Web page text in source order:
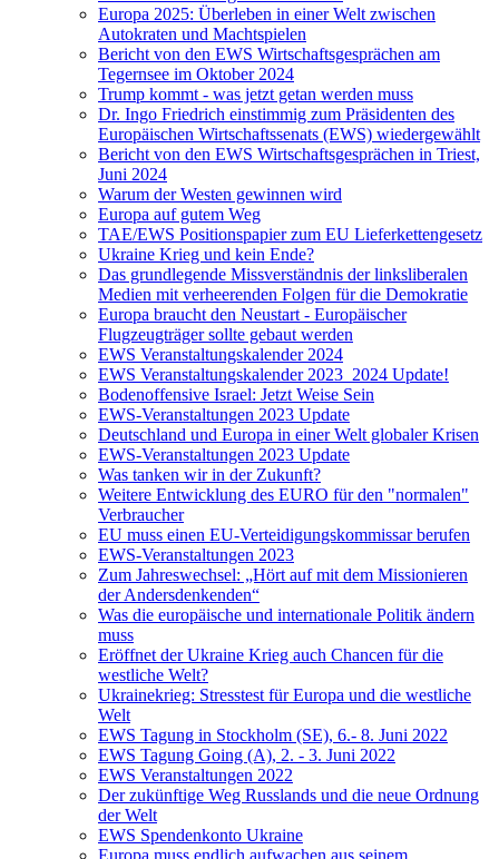
Europa 2025: Überleben in einer Welt zwischen
Autokraten und Machtspielen
Bericht von den EWS Wirtschaftsgesprächen am
Tegernsee im Oktober 2024
Trump kommt - was jetzt getan werden muss
Dr. Ingo Friedrich einstimmig zum Präsidenten des
Europäischen Wirtschaftssenats (EWS) wiedergewählt
Bericht von den EWS Wirtschaftsgesprächen in Triest,
Juni 2024
Warum der Westen gewinnen wird
Europa auf gutem Weg
TAE/EWS Positionspapier zum EU Lieferkettengesetz
Ukraine Krieg und kein Ende?
Das grundlegende Missverständnis der linksliberalen
Medien mit verheerenden Folgen für die Demokratie
Europa braucht den Neustart - Europäischer
Flugzeugträger sollte gebaut werden
EWS Veranstaltungskalender 2024
EWS Veranstaltungskalender 2023_2024 Update!
Bodenoffensive Israel: Jetzt Weise Sein
EWS-Veranstaltungen 2023 Update
Deutschland und Europa in einer Welt globaler Krisen
EWS-Veranstaltungen 2023 Update
Was tanken wir in der Zukunft?
Weitere Entwicklung des EURO für den "normalen"
Verbraucher
EU muss einen EU-Verteidigungskommissar berufen
EWS-Veranstaltungen 2023
Zum Jahreswechsel: „Hört auf mit dem Missionieren
der Andersdenkenden“
Was die europäische und internationale Politik ändern
muss
Eröffnet der Ukraine Krieg auch Chancen für die
westliche Welt?
Ukrainekrieg: Stresstest für Europa und die westliche
Welt
EWS Tagung in Stockholm (SE), 6.- 8. Juni 2022
EWS Tagung Going (A), 2. - 3. Juni 2022
EWS Veranstaltungen 2022
Der zukünftige Weg Russlands und die neue Ordnung
der Welt
EWS Spendenkonto Ukraine
Europa muss endlich aufwachen aus seinem